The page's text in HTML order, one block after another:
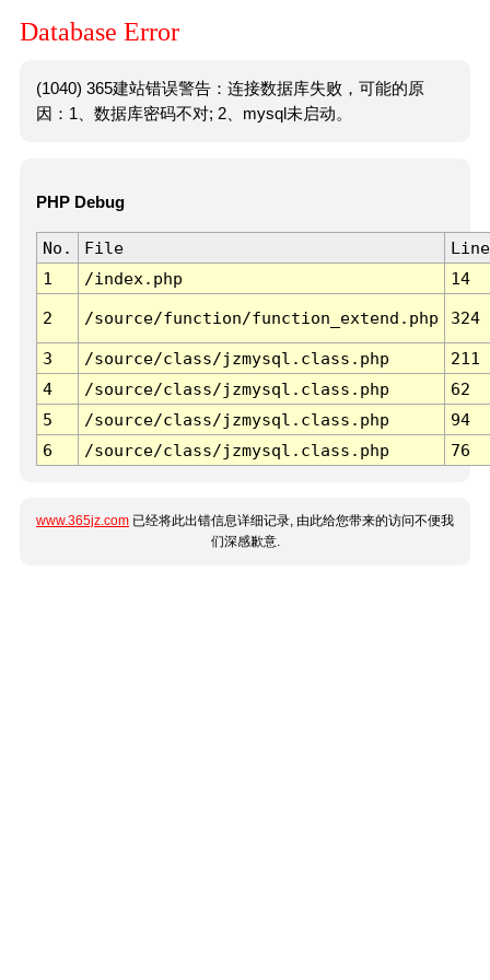
Database Error
(1040) 365建站错误警告：连接数据库失败，可能的原
因：1、数据库密码不对; 2、mysql未启动。
PHP Debug
No. File
Line
1
/index.php 14
2 /source/function/function_extend.php 324
3 /source/class/jzmysql.class.php
211
4
/source/class/jzmysql.class.php
62
5
/source/class/jzmysql.class.php
94
6
/source/class/jzmysql.class.php 76
www.365jz.com 已经将此出错信息详细记录, 由此给您带来的访问不便我
们深感歉意.